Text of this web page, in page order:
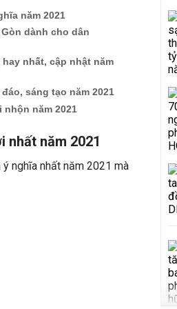
năm 2021
dành cho dân
nhất, cập nhật năm
sáng tạo năm 2021
năm 2021
nhất năm 2021
ý nghĩa nhất năm 2021 mà